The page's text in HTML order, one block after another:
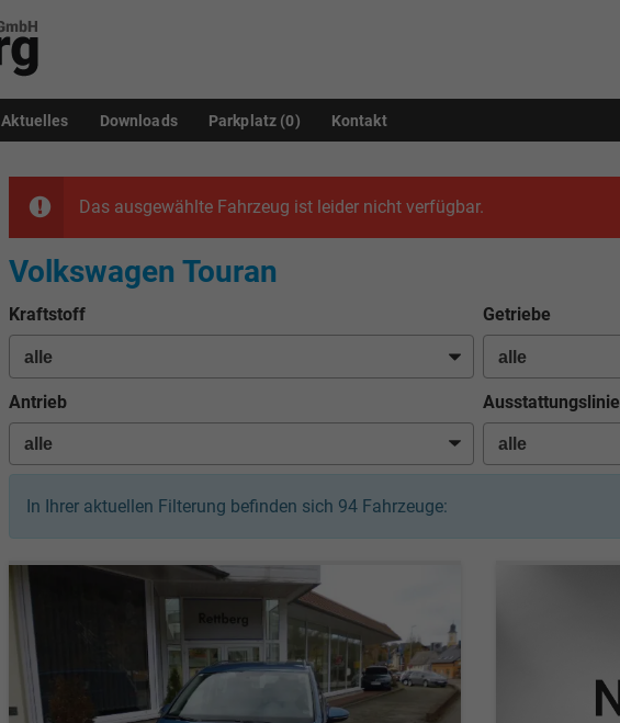
Aktuelles Downloads Parkplatz (0) Kontakt
Das ausgewählte Fahrzeug ist leider nicht verfügbar.
Volkswagen Touran
Kraftstoff Getriebe
Antrieb Ausstattungslinie
In Ihrer aktuellen Filterung befinden sich 94Fahrzeuge: